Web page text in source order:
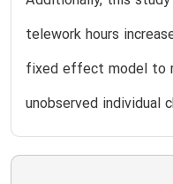
telework hours
fixed effect model to
unobserved individual